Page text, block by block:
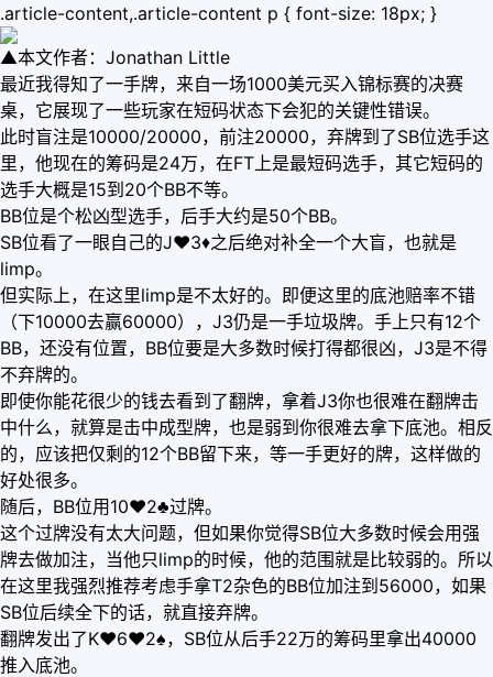
.article-content,.article-content p { font-size: 18px; }
▲本文作者：Jonathan Little
最近我得知了一手牌，来自一场1000美元买入锦标赛的决赛
桌，它展现了一些玩家在短码状态下会犯的关键性错误。
此时盲注是10000/20000，前注20000，弃牌到了SB位选手这
里，他现在的筹码是24万，在FT上是最短码选手，其它短码的
选手大概是15到20个BB不等。
BB位是个松凶型选手，后手大约是50个BB。
SB位看了一眼自己的J♥3♦之后绝对补全一个大盲，也就是
limp。
但实际上，在这里limp是不太好的。即便这里的底池赔率不错
（下10000去赢60000），J3仍是一手垃圾牌。手上只有12个
BB，还没有位置，BB位要是大多数时候打得都很凶，J3是不得
不弃牌的。
即使你能花很少的钱去看到了翻牌，拿着J3你也很难在翻牌击
中什么，就算是击中成型牌，也是弱到你很难去拿下底池。相反
的，应该把仅剩的12个BB留下来，等一手更好的牌，这样做的
好处很多。
随后，BB位用10♥2♣过牌。
这个过牌没有太大问题，但如果你觉得SB位大多数时候会用强
牌去做加注，当他只limp的时候，他的范围就是比较弱的。所以
在这里我强烈推荐考虑手拿T2杂色的BB位加注到56000，如果
SB位后续全下的话，就直接弃牌。
翻牌发出了K♥6♥2♠，SB位从后手22万的筹码里拿出40000
推入底池。